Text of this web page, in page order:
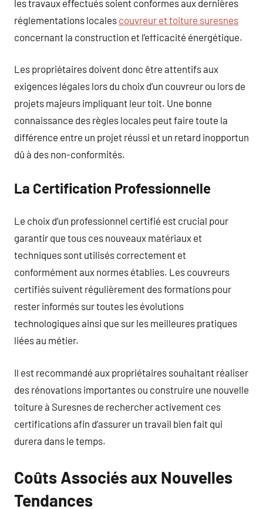
les travaux effectués soient conformes aux dernières
réglementations locales couvreur et toiture suresnes
concernant la construction et l’efficacité énergétique.
Les propriétaires doivent donc être attentifs aux
exigences légales lors du choix d’un couvreur ou lors de
projets majeurs impliquant leur toit. Une bonne
connaissance des règles locales peut faire toute la
différence entre un projet réussi et un retard inopportun
dû à des non-conformités.
La Certification Professionnelle
Le choix d’un professionnel certifié est crucial pour
garantir que tous ces nouveaux matériaux et
techniques sont utilisés correctement et
conformément aux normes établies. Les couvreurs
certifiés suivent régulièrement des formations pour
rester informés sur toutes les évolutions
technologiques ainsi que sur les meilleures pratiques
liées au métier.
Il est recommandé aux propriétaires souhaitant réaliser
des rénovations importantes ou construire une nouvelle
toiture à Suresnes de rechercher activement ces
certifications afin d’assurer un travail bien fait qui
durera dans le temps.
Coûts Associés aux Nouvelles
Tendances